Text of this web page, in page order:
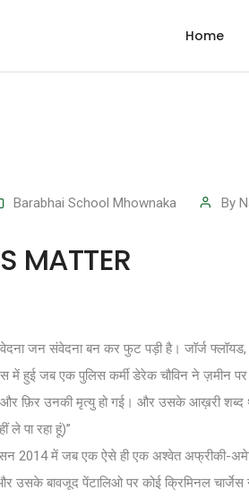
Home
Barabhai School Mhownaka By
MATTER
जन संवेदना बन कर फुट पड़ी है। जॉर्ज
में हुई जब एक पुलिस कर्मी डेरेक चौविन ने ज़मीन
फ़िर उनकी मृत्यु हो गई। और उसके आख़री शब्द
ले पा रहा हूं)”
2014 में जब एक ऐसे ही एक अश्वेत अफ्रीकी-
उसके बावजूद पेंटालिओ पर कोई क्रिमिनल चार्जेस